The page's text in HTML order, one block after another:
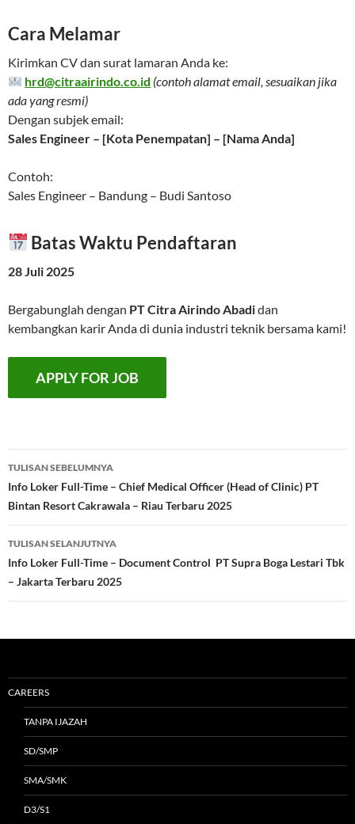
Cara Melamar
Kirimkan CV dan surat lamaran Anda ke:
hrd@citraairindo.co.id (contoh alamat email, sesuaikan jika
ada yang resmi)
Dengan subjek email:
Sales Engineer – [Kota Penempatan] – [Nama Anda]
Contoh:
Sales Engineer – Bandung – Budi Santoso
Batas Waktu Pendaftaran
28 Juli 2025
Bergabunglah dengan PT Citra Airindo Abadidan
kembangkan karir Anda di dunia industri teknik bersama kami!
Navigasi
Tulisan
TULISAN SEBELUMNYA
Info Loker Full-Time – Chief Medical Officer (Head of Clinic) PT
Bintan Resort Cakrawala – Riau Terbaru 2025
TULISAN SELANJUTNYA
Info Loker Full-Time – Document Control PT Supra Boga Lestari Tbk
– Jakarta Terbaru 2025
CAREERS
TANPA IJAZAH
SD/SMP
SMA/SMK
D3/S1